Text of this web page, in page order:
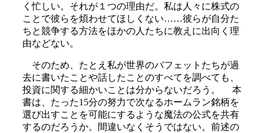
く忙しい。それが１つの理由だ。私は人々に株式の
ことで彼らを煩わせてほしくない……彼らが自分た
ちと競争する方法をほかの人たちに教えに出向く理
由などない。
そのため、たとえ私が世界のバフェットたちが過
去に書いたことや話したことのすべてを調べても、
投資に関する細かいことは分からないだろう。 本
書は、たった15分の努力で次なるホームラン銘柄を
選び出すことを可能にするような魔法の公式を共有
するのだろうか。間違いなくそうではない。前述の